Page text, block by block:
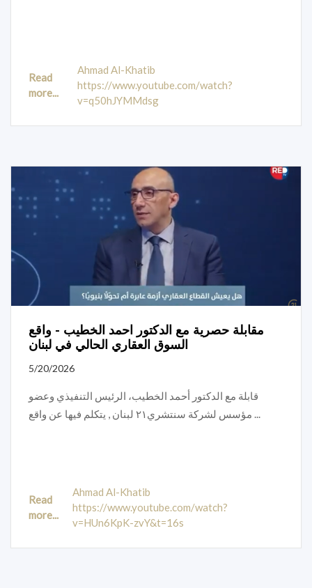
Read
more...
Ahmad Al-Khatib
https://www.youtube.com/watch?
v=q50hJYMMdsg
مقابلة حصرية مع الدكتور احمد الخطيب - واقع
السوق العقاري الحالي في لبنان
5/20/2026
قابلة مع الدكتور أحمد الخطيب، الرئيس التنفيذي وعضو
مؤسس لشركة سنتشري٢١ لبنان , يتكلم فيها عن واقع ...
Read
more...
Ahmad Al-Khatib
https://www.youtube.com/watch?
v=HUn6KpK-zvY&t=16s